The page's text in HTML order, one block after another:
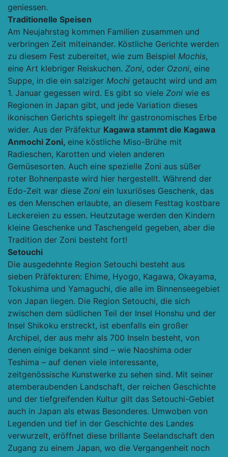
geniessen.
Traditionelle Speisen
Am Neujahrstag kommen Familien zusammen und
verbringen Zeit miteinander. Köstliche Gerichte werden
zu diesem Fest zubereitet, wie zum Beispiel Mochis,
eine Art klebriger Reiskuchen. Zoni, oder Ozoni, eine
Suppe, in die ein salziger Mochi getaucht wird und am
1. Januar gegessen wird. Es gibt so viele Zoni wie es
Regionen in Japan gibt, und jede Variation dieses
ikonischen Gerichts spiegelt ihr gastronomisches Erbe
wider. Aus der Präfektur Kagawa stammt die Kagawa
Anmochi Zoni, eine köstliche Miso-Brühe mit
Radieschen, Karotten und vielen anderen
Gemüsesorten. Auch eine spezielle Zoni aus süßer
roter Bohnenpaste wird hier hergestellt. Während der
Edo-Zeit war diese Zoni ein luxuriöses Geschenk, das
es den Menschen erlaubte, an diesem Festtag kostbare
Leckereien zu essen. Heutzutage werden den Kindern
kleine Geschenke und Taschengeld gegeben, aber die
Tradition der Zoni besteht fort!
Setouchi
Die ausgedehnte Region Setouchi besteht aus
sieben Präfekturen: Ehime, Hyogo, Kagawa, Okayama,
Tokushima und Yamaguchi, die alle im Binnenseegebiet
von Japan liegen. Die Region Setouchi, die sich
zwischen dem südlichen Teil der Insel Honshu und der
Insel Shikoku erstreckt, ist ebenfalls ein großer
Archipel, der aus mehr als 700 Inseln besteht, von
denen einige bekannt sind – wie Naoshima oder
Teshima – auf denen viele interessante,
zeitgenössische Kunstwerke zu sehen sind. Mit seiner
atemberaubenden Landschaft, der reichen Geschichte
und der tiefgreifenden Kultur gilt das Setouchi-Gebiet
auch in Japan als etwas Besonderes. Umwoben von
Legenden und tief in der Geschichte des Landes
verwurzelt, eröffnet diese brillante Seelandschaft den
Zugang zu einem Japan, wo die Vergangenheit noch